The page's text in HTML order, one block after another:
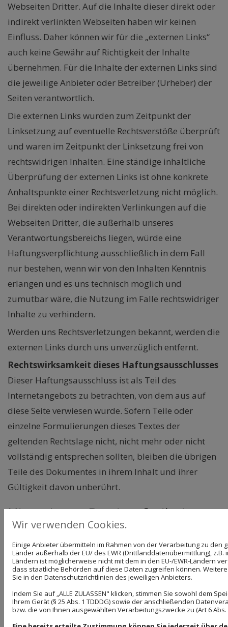
Webseiten Dritter. Auf die Inhalte dieser direkt oder
indirekt verlinkten Webseiten haben wir keinen
Einfluss. Daher können wir für die „externen Links“
auch keine Gewähr auf Richtigkeit der Inhalte
übernehmen. Für die Inhalte der externen Links sind
die jeweilige Anbieter oder Betreiber (Urheber) der
Seiten verantwortlich.
Die externen Links wurden zum Zeitpunkt der
Linksetzung auf eventuelle Rechtsverstöße überprüft
und waren im Zeitpunkt der Linksetzung frei von
rechtswidrigen Inhalten. Eine ständige inhaltliche
Überprüfung der externen Links ist ohne konkrete
Anhaltspunkte einer Rechtsverletzung nicht möglich.
Bei direkten oder indirekten Verlinkungen auf die
Webseiten Dritter, die außerhalb unseres
Verantwortungsbereichs liegen, würde eine
Haftungsverpflichtung ausschließlich in dem Fall
nur bestehen, wenn wir von den Inhalten Kenntnis
erlangen und es uns technisch möglich und
zumutbar wäre, die Nutzung im Falle rechtswidriger
Inhalte zu verhindern.
Werden uns Rechtsverletzungen bekannt, werden die
externen Links durch uns unverzüglich entfernt.
Rechtswirksamkeit dieses Haftungsausschlusses
Dieser Haftungsausschluss ist als Teil des
Internetangebots zu betrachten, von dem aus auf
diese Seite verwiesen wurde. Sofern Teile oder
einzelne Formulierungen dieses Textes der
geltenden Rechtslage nicht, nicht mehr oder nicht
vollständig entsprechen sollten, bleiben die übrigen
Teile des Dokumentes in ihrem Inhalt und ihrer
Gültigkeit davon unberührt.
Hinweis zur Barrierefreiheit
barrierefrei im Sinne des BFSG sowie der
Barrierefreie-Informationstechnik-Verordnung
(BITV) anzubieten. Sollten Sie dennoch auf Barrieren
stoßen, wenden Sie sich bitte an
autoglasverden@web.de.
Wir verwenden Cookies.
Einige Anbieter übermitteln im Rahmen von der Verarbeitung zu den
Länder außerhalb der EU/ des EWR (Drittlanddatenübermittlung),
Ländern ist möglicherweise nicht mit dem in den EU-/EWR-Ländern
dass staatliche Behörden auf diese Daten zugreifen können.
Sie in den Datenschutzrichtlinien des jeweiligen Anbieters.
Indem Sie auf „ALLE ZULASSEN" klicken, stimmen Sie sowohl dem
Ihrem Gerät (§ 25 Abs. 1 TDDDG) sowie der anschließenden
bzw. die von Ihnen ausgewählten Verarbeitungszwecke zu (Art 6 Abs.